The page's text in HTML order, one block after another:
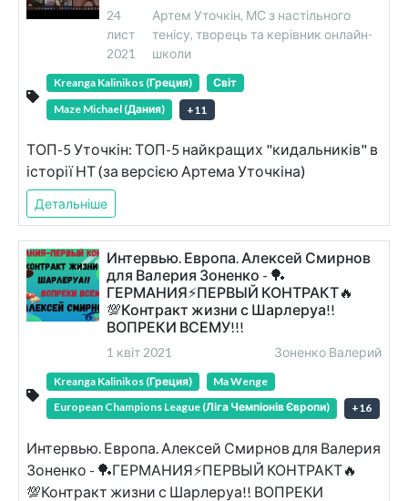
24
лист
2021
Артем Уточкін, МС з настільного
тенісу, творець та керівник онлайн-
школи
Kreanga Kalinikos (Греция)
Світ
Maze Michael (Дания)
+11
ТОП-5 Уточкін: ТОП-5 найкращих "кидальників" в
історії НТ (за версією Артема Уточкіна)
Детальніше
Интервью. Европа. Алексей Смирнов
для Валерия Зоненко - 🏓
ГЕРМАНИЯ⚡ПЕРВЫЙ КОНТРАКТ🔥
💯Контракт жизни с Шарлеруа!!
ВОПРЕКИ ВСЕМУ!!!
1 квіт 2021 Зоненко Валерий
Kreanga Kalinikos (Греция)
Ma Wenge
European Champions League (Ліга Чемпіонів Європи)
+16
Интервью. Европа. Алексей Смирнов для Валерия
Зоненко - 🏓ГЕРМАНИЯ⚡ПЕРВЫЙ КОНТРАКТ🔥
💯Контракт жизни с Шарлеруа!! ВОПРЕКИ